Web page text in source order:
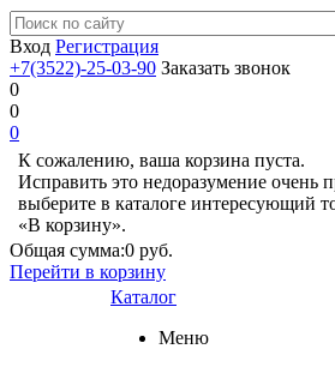
Вход Регистрация
+7(3522)-25-03-90 Заказать звонок
0
0
0
К сожалению, ваша корзина пуста.
Исправить это недоразумение очень
выберите в каталоге интересующий
«В корзину».
Общая сумма:0 руб.
Перейти в корзину
Каталог
Меню